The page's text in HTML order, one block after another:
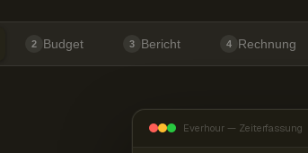
2 Budget 3 Bericht 4 Rechnung
Everhour — Zeiterfassung